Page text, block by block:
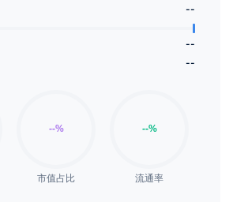
--
--
--
市值占比 流通率